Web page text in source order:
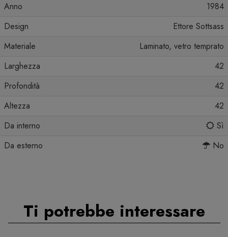
Anno
1984
Design
Ettore Sottsass
Materiale
Laminato, vetro temprato
Larghezza
42
Profondità
42
Altezza
42
Da interno
Sì
Da esterno
No
Ti potrebbe interessare